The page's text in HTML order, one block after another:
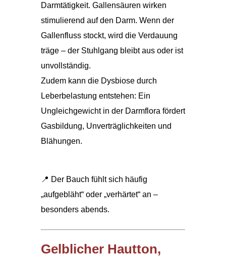
Darmtätigkeit. Gallensäuren wirken
stimulierend auf den Darm. Wenn der
Gallenfluss stockt, wird die Verdauung
träge – der Stuhlgang bleibt aus oder ist
unvollständig.
Zudem kann die Dysbiose durch
Leberbelastung entstehen: Ein
Ungleichgewicht in der Darmflora fördert
Gasbildung, Unverträglichkeiten und
Blähungen.
📍 Der Bauch fühlt sich häufig
„aufgebläht“ oder „verhärtet“ an –
besonders abends.
Gelblicher Hautton,